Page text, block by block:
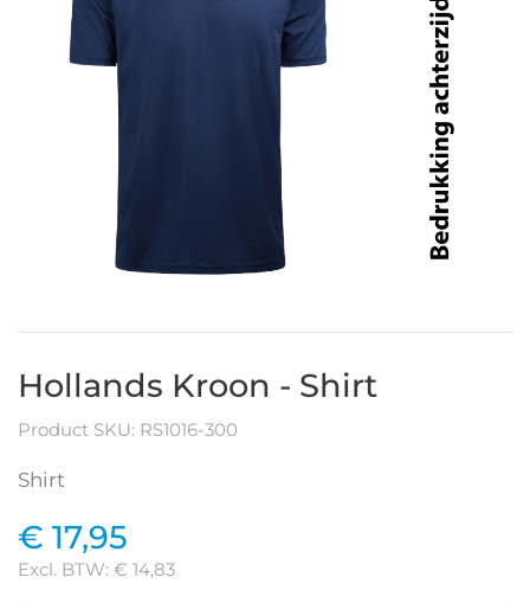
Hollands Kroon - Shirt
Product SKU: RS1016-300
Shirt
€ 17,95
Excl. BTW: € 14,83